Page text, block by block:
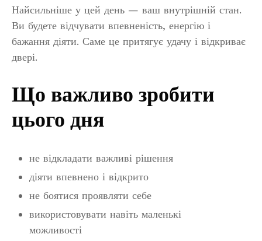
Найсильніше у цей день — ваш внутрішній стан.
Ви будете відчувати впевненість, енергію і
бажання діяти. Саме це притягує удачу і відкриває
двері.
Що важливо зробити
цього дня
не відкладати важливі рішення
діяти впевнено і відкрито
не боятися проявляти себе
використовувати навіть маленькі
можливості